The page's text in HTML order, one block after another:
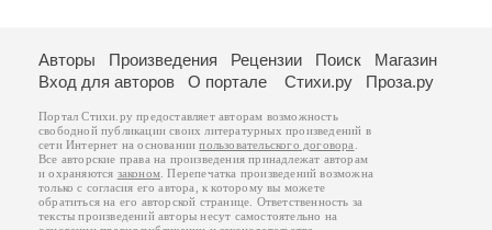
Авторы Произведения Рецензии Поиск
Магазин
Вход для авторов
О портале Стихи.ру Проза.ру
Портал Стихи.ру предоставляет авторам возможность
свободной публикации своих литературных произведений в
сети Интернет на основаниипользовательского договора
Все авторские права на произведения принадлежат авторам
и охраняются законом . Перепечатка произведений возможна
только с согласия его автора, к которому вы можете
обратиться на его авторской странице. Ответственность за
тексты произведений авторы несут самостоятельно на